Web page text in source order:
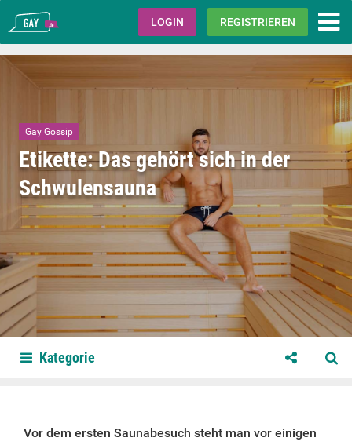
Gay.de LOGIN REGISTRIEREN
Gay Gossip
Etikette: Das gehört sich in der
Schwulensauna
Kategorie
Vor dem ersten Saunabesuch steht man vor einigen